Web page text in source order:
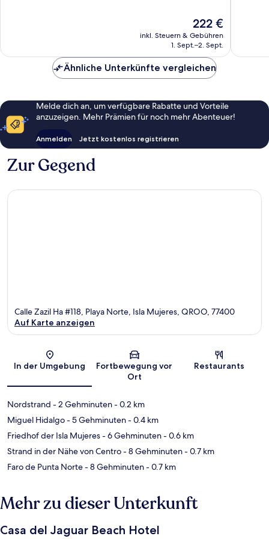
Der
Preis
beträgt
222 €
inkl. Steuern & Gebühren
1. Sept.–2. Sept.
Ähnliche Unterkünfte vergleichen
Melde dich an, um verfügbare Rabatte und Vorteile
anzuzeigen. Mehr Prämien für noch mehr Abenteuer!
Anmelden Jetzt kostenlos registrieren
Zur Gegend
Karte
Calle Zazil Ha #118, Playa Norte, Isla Mujeres, QROO, 77400
Auf Karte anzeigen
In der Umgebung
Fortbewegung vor
Ort
Restaurants
Nordstrand - 2 Gehminuten- 0.2 km
Miguel Hidalgo- 5 Gehminuten- 0.4 km
Friedhof der Isla Mujeres- 6 Gehminuten- 0.6 km
Strand in der Nähe von Centro- 8 Gehminuten- 0.7 km
Faro de Punta Norte- 8 Gehminuten- 0.7 km
Mehr zu dieser Unterkunft
Casa del Jaguar Beach Hotel